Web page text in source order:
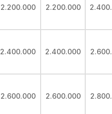
2.200.000 2.200.000
2.400.000 2.400.000
2.600.000 2.600.000